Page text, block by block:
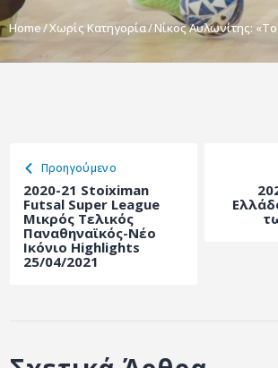
Home Χωρίς Κατηγορία Νίκος Αυλωνίτης:
ΠΡΟΕΘΝΙΚΕΣ ΟΜΑΔΕΣ
ΧΡΗΣΙΜΑ
ΑΡΧΕΙΟ
ΕΠΙΚΟΙΝΩΝΙΑ
Προηγούμενο
2020-21 Stoiximan
Futsal Super League
Μικρός Τελικός
Παναθηναϊκός-Νέο
Ικόνιο Highlights
25/04/2021